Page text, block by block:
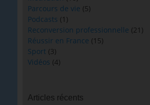
Parcours de vie (5)
Podcasts (1)
Reconversion professionnelle (21)
Réussir en France (15)
Sport (3)
Vidéos (4)
Articles récents